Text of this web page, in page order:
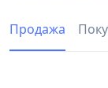
Продажа